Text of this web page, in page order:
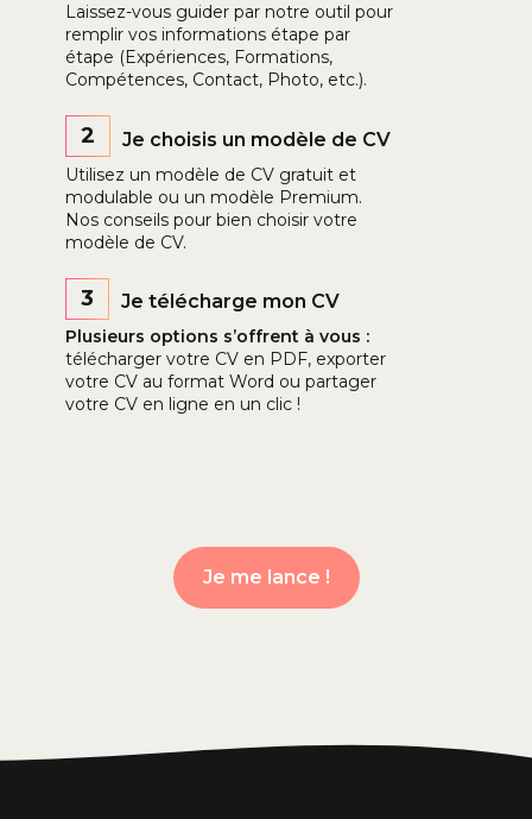
Laissez-vous guider par notre outil pour
remplir vos informations étape par
étape (Expériences, Formations,
Compétences, Contact, Photo, etc.).
2 Je choisis un modèle de CV
Utilisez un modèle de CV gratuit et
modulable ou un modèle Premium.
Nos conseils pour bien choisir votre
modèle de CV.
3 Je télécharge mon CV
Plusieurs options s’offrent à vous :
télécharger votre CV en PDF, exporter
votre CV au format Word ou partager
votre CV en ligne en un clic !
Je me lance !